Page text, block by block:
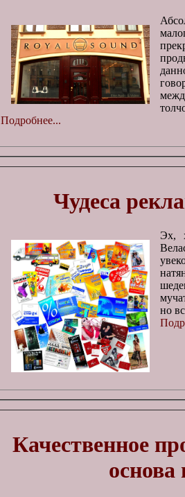
Подробнее...
Чудеса
Эх,
но
Качественное
основа